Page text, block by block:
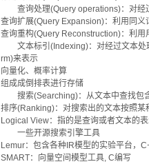
查询处理(Query operations)：对
查询扩展(Query Expansion)：利用同义
查询重构(Query Reconstruction)：利
文本标引(Indexing)：对经过文本
rm)来表示
向量化、概率计算
组成成倒排表进行存储
搜索(Searching)：从文本中查找包
排序(Ranking)：对搜索出的文本按照某
Logical View：指的是查询或者文本的
一些开源搜索引擎工具
Lemur：包含各种IR模型的实验平台，
SMART：向量空间模型工具, C编写